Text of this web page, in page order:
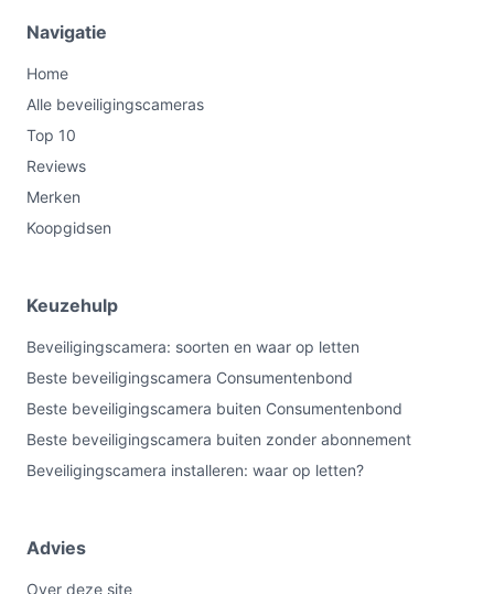
Navigatie
Home
Alle beveiligingscameras
Top 10
Reviews
Merken
Koopgidsen
Keuzehulp
Beveiligingscamera: soorten en waar op letten
Beste beveiligingscamera Consumentenbond
Beste beveiligingscamera buiten Consumentenbond
Beste beveiligingscamera buiten zonder abonnement
Beveiligingscamera installeren: waar op letten?
Advies
Over deze site